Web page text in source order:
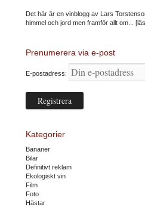
Det här är en vinblogg av Lars
himmel och jord men framför allt om...
Prenumerera via e-post
E-postadress:
Kategorier
Bananer
Bilar
Definitivt reklam
Ekologiskt vin
Film
Foto
Hästar